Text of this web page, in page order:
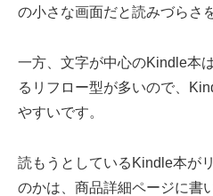
の小さな画面だと読みづらさ
一方、文字が中心のKindle本
るリフロー型が多いので、
やすいです。
読もうとしているKindle本が
のかは、商品詳細ページに書